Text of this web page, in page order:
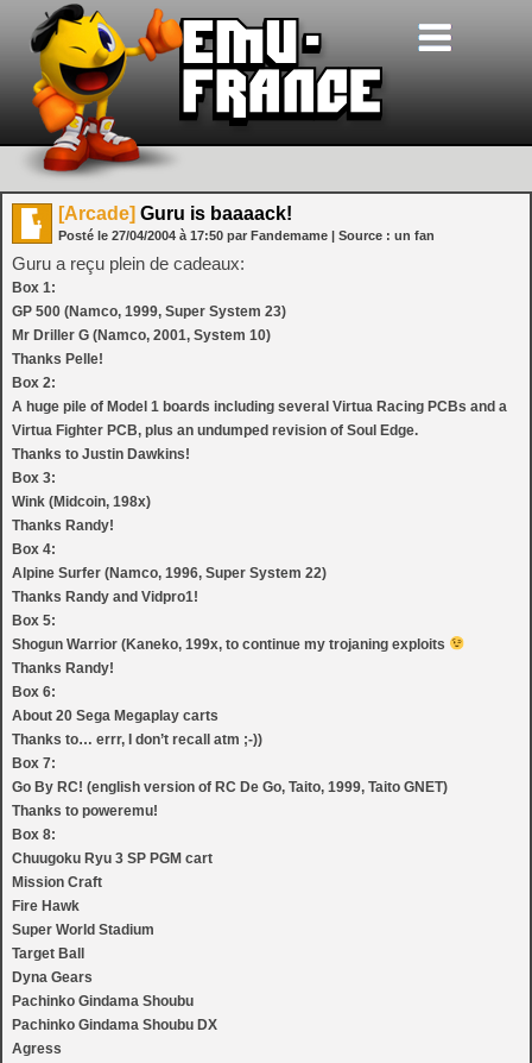
[Arcade] Guru is baaaack!
Posté le 27/04/2004 à 17:50 par Fandemame | Source : un fan
Guru a reçu plein de cadeaux:
Box 1:
GP 500 (Namco, 1999, Super System 23)
Mr Driller G (Namco, 2001, System 10)
Thanks Pelle!
Box 2:
A huge pile of Model 1 boards including several Virtua Racing PCBs and a
Virtua Fighter PCB, plus an undumped revision of Soul Edge.
Thanks to Justin Dawkins!
Box 3:
Wink (Midcoin, 198x)
Thanks Randy!
Box 4:
Alpine Surfer (Namco, 1996, Super System 22)
Thanks Randy and Vidpro1!
Box 5:
Shogun Warrior (Kaneko, 199x, to continue my trojaning exploits
Thanks Randy!
Box 6:
About 20 Sega Megaplay carts
Thanks to… errr, I don’t recall atm ;-))
Box 7:
Go By RC! (english version of RC De Go, Taito, 1999, Taito GNET)
Thanks to poweremu!
Box 8:
Chuugoku Ryu 3 SP PGM cart
Mission Craft
Fire Hawk
Super World Stadium
Target Ball
Dyna Gears
Pachinko Gindama Shoubu
Pachinko Gindama Shoubu DX
Agress